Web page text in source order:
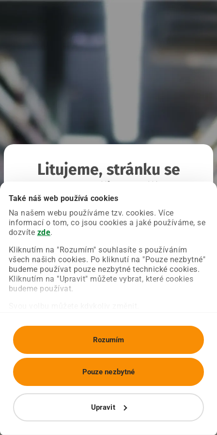
Také náš web používá cookies
Na našem webu používáme tzv. cookies. Více
informací o tom, co jsou cookies a jaké používáme, se
dozvíte zde.
Kliknutím na "Rozumím" souhlasíte s používáním
všech našich cookies. Po kliknutí na "Pouze nezbytné"
budeme používat pouze nezbytné technické cookies.
Kliknutím na "Upravit" můžete vybrat, které cookies
budeme používat.
Rozumím
Upravit
Pouze nezbytné
Litujeme, stránku se
Chyba nastala na naší straně a už ji opravujeme.
Zkuste prosím znovu načíst požadovanou stránku.
Obnovit stránku Úvodní strana